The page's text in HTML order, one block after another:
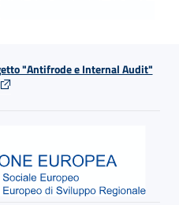
"Antifrode e Internal Audit"